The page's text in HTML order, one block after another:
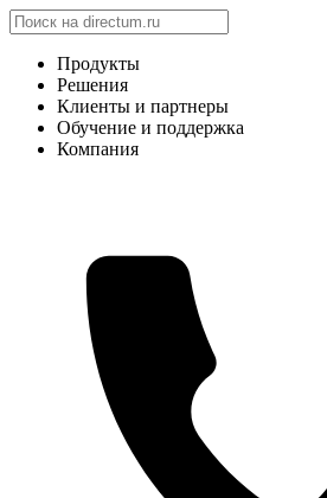
Продукты
Решения
Клиенты и партнеры
Обучение и поддержка
Компания